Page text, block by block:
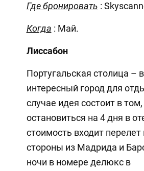
Где бронировать :
Когда : Май.
Лиссабон
Португальская столица –
интересный город для
случае идея состоит в
остановиться на 4 дня в
стоимость входит перелет
стороны из Мадрида и
ночи в номере делюкс в